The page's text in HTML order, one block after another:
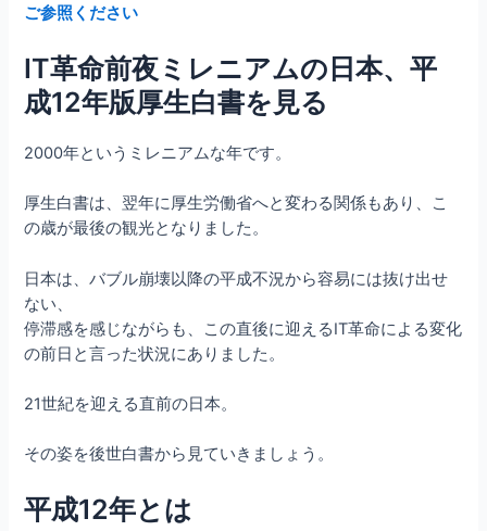
ご参照ください
IT革命前夜ミレニアムの日本、平
成12年版厚生白書を見る
2000年というミレニアムな年です。
厚生白書は、翌年に厚生労働省へと変わる関係もあり、こ
の歳が最後の観光となりました。
日本は、バブル崩壊以降の平成不況から容易には抜け出せ
ない、
停滞感を感じながらも、この直後に迎えるIT革命による変化
の前日と言った状況にありました。
21世紀を迎える直前の日本。
その姿を後世白書から見ていきましょう。
平成12年とは